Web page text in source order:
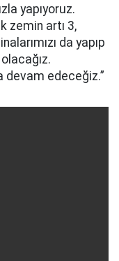
yapıyoruz.
zemin artı 3,
da yapıp
devam edeceğiz.”